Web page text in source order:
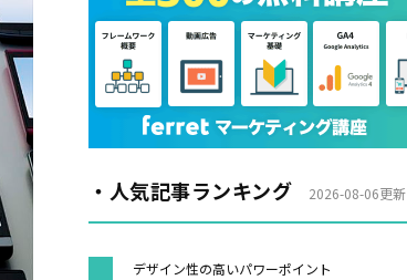
・人気記事ランキング 2026-08-06更新
デザイン性の高いパワーポイント